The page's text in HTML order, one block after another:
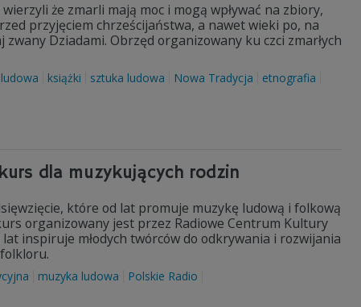
że zmarli mają moc i mogą wpływać na zbiory,
przyjęciem chrześcijaństwa, a nawet wieki po, na
Dziadami. Obrzęd organizowany ku czci zmarłych
książki sztuka ludowa Nowa Tradycja etnografia
dla muzykujących rodzin
które od lat promuje muzykę ludową i folkową
organizowany jest przez Radiowe Centrum Kultury
inspiruje młodych twórców do odkrywania i rozwijania
muzyka ludowa Polskie Radio